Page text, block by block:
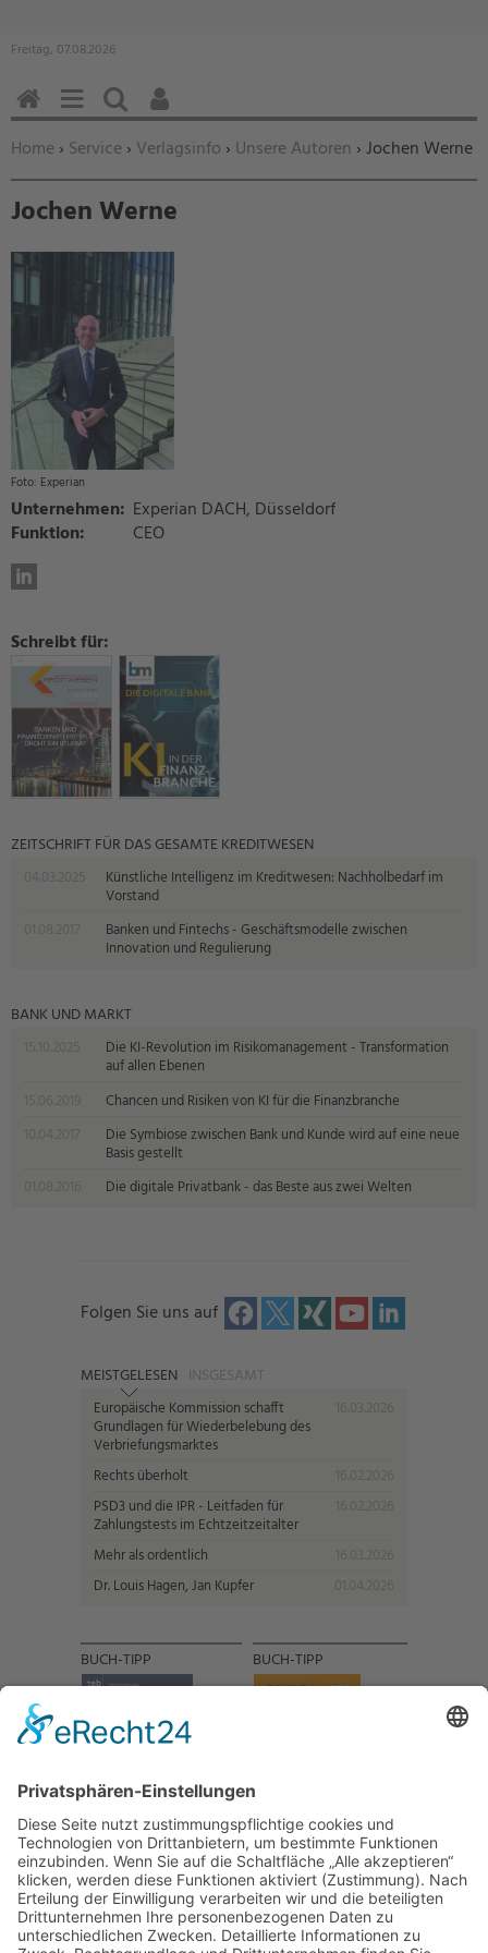
Freitag, 07.08.2026
Sie befinden sich hier:
Home › Service › Verlagsinfo › Unsere Autoren › Jochen Werne
Jochen Werne
Experian
Unternehmen: Experian DACH, Düsseldorf
Funktion:
CEO
Schreibt für:
ZEITSCHRIFT FÜR DAS GESAMTE KREDITWESEN
Künstliche Intelligenz im Kreditwesen: Nachholbedarf im
Vorstand
Banken und Fintechs - Geschäftsmodelle zwischen
Innovation und Regulierung
BANK UND MARKT
Die KI-Revolution im Risikomanagement - Transformation
auf allen Ebenen
Chancen und Risiken von KI für die Finanzbranche
Die Symbiose zwischen Bank und Kunde wird auf eine neue
Basis gestellt
Die digitale Privatbank - das Beste aus zwei Welten
Folgen Sie uns auf
MEISTGELESEN INSGESAMT
Europäische Kommission schafft
Grundlagen für Wiederbelebung des
Verbriefungsmarktes
Rechts überholt
PSD3 und die IPR - Leitfaden für
Zahlungstests im Echtzeitzeitalter
Mehr als ordentlich
Dr. Louis Hagen, Jan Kupfer
BUCH-TIPP BUCH-TIPP
HOMEMENÜSUCHEN
BENUTZERFUNKTIONEN